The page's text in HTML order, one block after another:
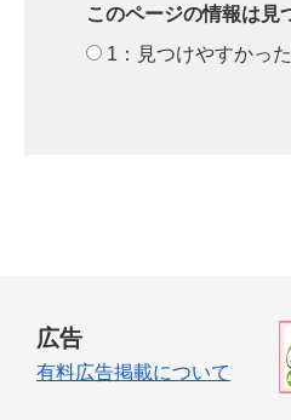
このページの情報は見
1：見つけやすかった
広告
有料広告掲載について